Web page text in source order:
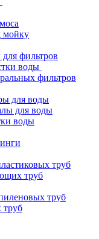
мойку
фильтров
воды
фильтров
для воды
для воды
воды
труб
труб
труб
труб